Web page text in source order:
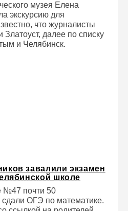
музея Елена
экскурсию для
что журналисты
далее по списку
и Челябинск.
завалили экзамен
школе
№47 почти 50
сдали ОГЭ по математике.